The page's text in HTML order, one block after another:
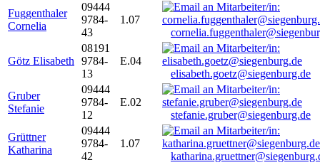
Fuggenthaler
Cornelia
09444
9784-
43
1.07
Götz Elisabeth
08191
9784-
13
E.04
elisabeth.goetz@siegenburg.de
Gruber
Stefanie
09444
9784-
12
E.02
stefanie.gruber@siegenburg.de
Grüttner
Katharina
09444
9784-
42
1.07